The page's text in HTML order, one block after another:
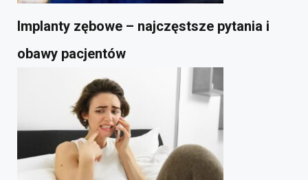
Implanty zębowe – najczęstsze pytania i
obawy pacjentów